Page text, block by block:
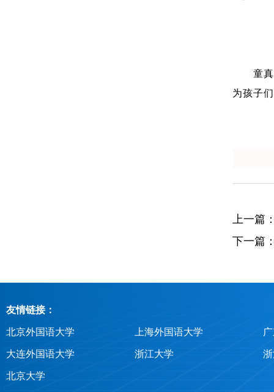
童
为孩子
上一篇
下一篇
友情链接：
北京外国语大学 上海外国语大学
大连外国语大学 浙江大学
北京大学